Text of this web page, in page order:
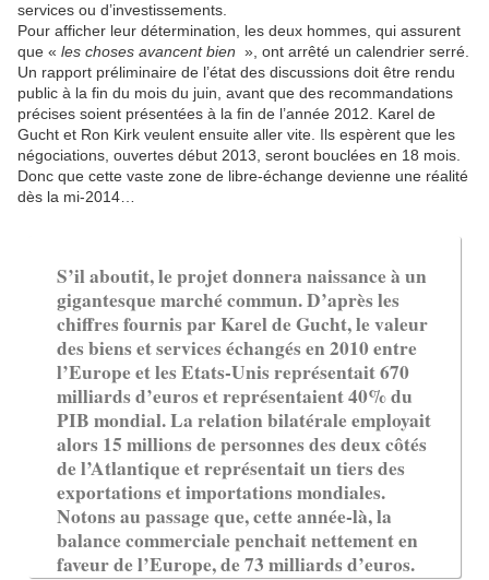
services ou d’investissements.
Pour afficher leur détermination, les deux hommes, qui assurent
que « les choses avancent bien », ont arrêté un calendrier serré.
Un rapport préliminaire de l’état des discussions doit être rendu
public à la fin du mois du juin, avant que des recommandations
précises soient présentées à la fin de l’année 2012. Karel de
Gucht et Ron Kirk veulent ensuite aller vite. Ils espèrent que les
négociations, ouvertes début 2013, seront bouclées en 18 mois.
Donc que cette vaste zone de libre-échange devienne une réalité
dès la mi-2014…
S’il aboutit, le projet donnera naissance à un
gigantesque marché commun. D’après les
chiffres fournis par Karel de Gucht, le valeur
des biens et services échangés en 2010 entre
l’Europe et les Etats-Unis représentait 670
milliards d’euros et représentaient 40% du
PIB mondial. La relation bilatérale employait
alors 15 millions de personnes des deux côtés
de l’Atlantique et représentait un tiers des
exportations et importations mondiales.
Notons au passage que, cette année-là, la
balance commerciale penchait nettement en
faveur de l’Europe, de 73 milliards d’euros.